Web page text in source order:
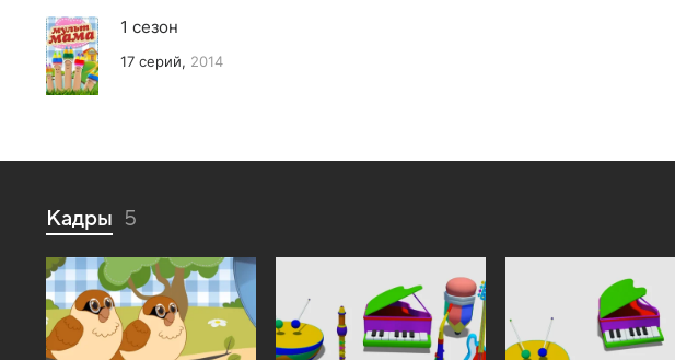
1 сезон
17 серий, 2014
Кадры 5